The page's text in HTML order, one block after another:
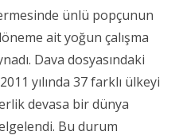
ünlü popçunun
ait yoğun çalışma
Dava dosyasındaki
yılında 37 farklı ülkeyi
devasa bir dünya
Bu durum